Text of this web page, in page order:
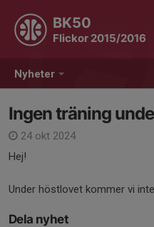
Nyheter
BK50
Flickor 2015/2016
Ingen träning
24 okt 2024
Hej!
Under höstlovet kommer vi
Dela nyhet